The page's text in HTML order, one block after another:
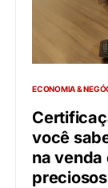
ECONOMIA &
você
na venda